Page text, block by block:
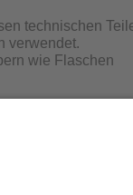
technischen
verwendet.
wie Flaschen